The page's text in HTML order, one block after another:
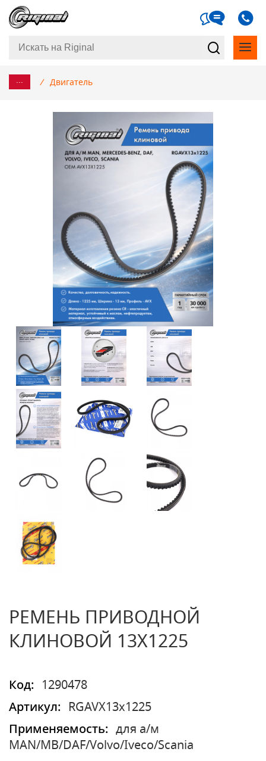
... / Двигатель
РЕМЕНЬ ПРИВОДНОЙ
КЛИНОВОЙ 13X1225
Код:
1290478
Артикул:
RGAVX13x1225
Применяемость:
для а/м
MAN/MB/DAF/Volvo/Iveco/Scania